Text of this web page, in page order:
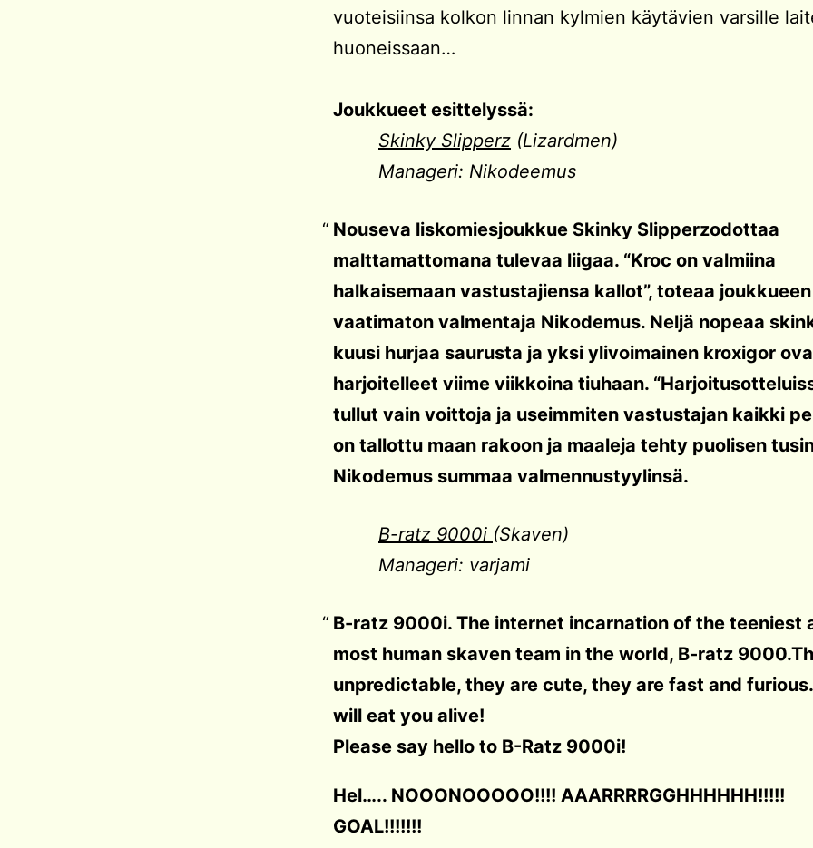
vuoteisiinsa kolkon linnan kylmien käytävien varsille
huoneissaan…
Joukkueet esittelyssä:
Skinky Slipperz (Lizardmen)
Manageri: Nikodeemus
Nouseva liskomiesjoukkue Skinky Slipperzodottaa
malttamattomana tulevaa liigaa. “Kroc on valmiina
halkaisemaan vastustajiensa kallot”, toteaa joukkueen
vaatimaton valmentaja Nikodemus. Neljä nopeaa
kuusi hurjaa saurusta ja yksi ylivoimainen kroxigor
harjoitelleet viime viikkoina tiuhaan.
tullut vain voittoja ja useimmiten vastustajan kaikki
on tallottu maan rakoon ja maaleja tehty puolisen
Nikodemus summaa valmennustyylinsä.
B-ratz 9000i (Skaven)
Manageri: varjami
B-ratz 9000i. The internet incarnation of the teeniest
most human skaven team in the world, B-ratz
unpredictable, they are cute, they are fast and
will eat you alive!
Please say hello to B-Ratz 9000i!
Hel….. NOOONOOOOO!!!! AAARRRRGGHHHHHH!!!!!
GOAL!!!!!!!